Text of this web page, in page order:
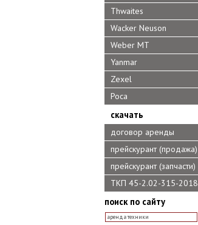
Thwaites
Wacker Neuson
Weber MT
Yanmar
Zexel
Роса
скачать
договор аренды
прейскурант (продажа)
прейскурант (запчасти)
ТКП 45-2.02-315-2018
поиск по сайту